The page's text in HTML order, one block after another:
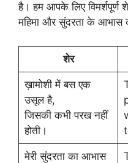
है। हम आपके लिए विमर्शपूर्ण
महिमा और सुंदरता के आभास
शेर
ख़ामोशी में बस एक
उसूल है,
जिसकी कभी परख नहीं
होती।
मेरी सुंदरता का आभास